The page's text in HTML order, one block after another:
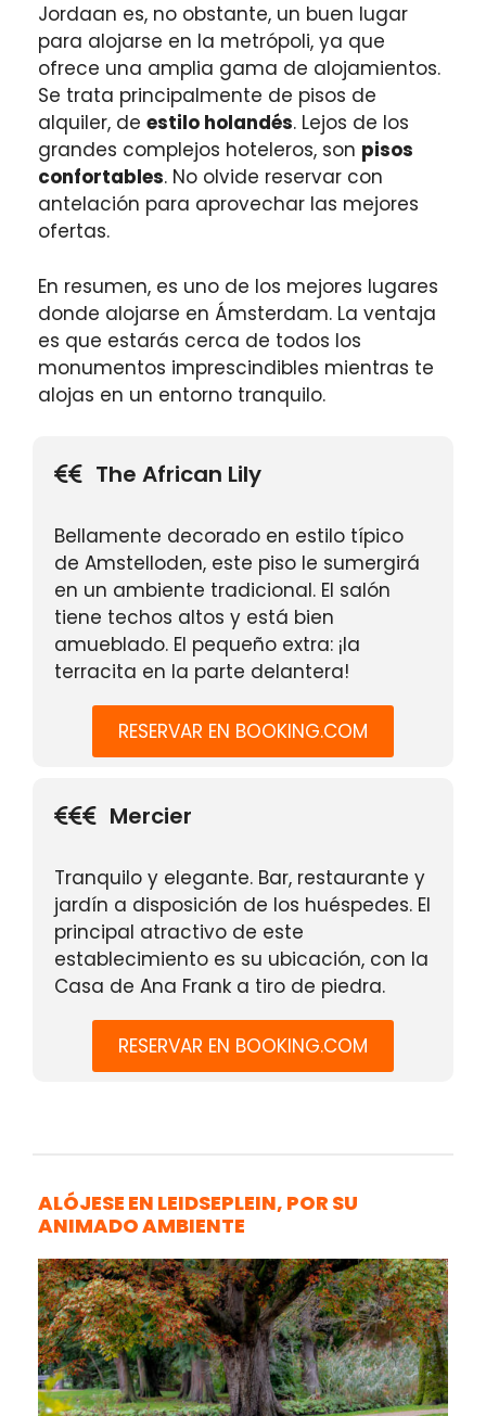
Jordaan es, no obstante, un buen lugar
para alojarse en la metrópoli, ya que
ofrece una amplia gama de alojamientos.
Se trata principalmente de pisos de
alquiler, de estilo holandés. Lejos de los
grandes complejos hoteleros, son pisos
confortables. No olvide reservar con
antelación para aprovechar las mejores
ofertas.
En resumen, es uno de los mejores lugares
donde alojarse en Ámsterdam. La ventaja
es que estarás cerca de todos los
monumentos imprescindibles mientras te
alojas en un entorno tranquilo.
The African Lily
Bellamente decorado en estilo típico
de Amstelloden, este piso le sumergirá
en un ambiente tradicional. El salón
tiene techos altos y está bien
amueblado. El pequeño extra: ¡la
terracita en la parte delantera!
RESERVAR EN BOOKING.COM
Mercier
Tranquilo y elegante. Bar, restaurante y
jardín a disposición de los huéspedes. El
principal atractivo de este
establecimiento es su ubicación, con la
Casa de Ana Frank a tiro de piedra.
RESERVAR EN BOOKING.COM
ALÓJESE EN LEIDSEPLEIN, POR SU
ANIMADO AMBIENTE